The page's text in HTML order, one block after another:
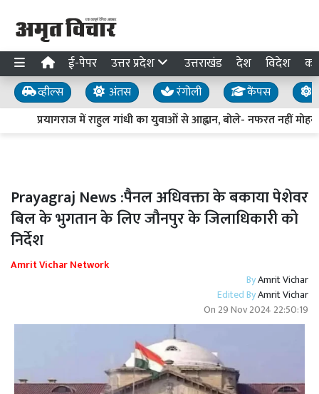
ई-पेपर उत्तर प्रदेश उत्तराखंड देश विदेश
व्हील्स अंतस रंगोली कैंपस
प्रयागराज में राहुल गांधी का युवाओं से आह्वान, बोले- नफरत नहीं
Prayagraj News :पैनल अधिवक्ता के बकाया पेशेवर
बिल के भुगतान के लिए जौनपुर के जिलाधिकारी को
निर्देश
Amrit Vichar Network
ByAmrit Vichar
Edited ByAmrit Vichar
On 29 Nov 2024 22:50:19